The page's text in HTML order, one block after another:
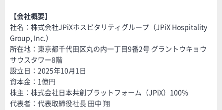
【会社概要】
社名：株式会社JPiXホスピタリティグループ（JPiX Hospitality
Group, Inc.）
所在地：東京都千代田区丸の内一丁目9番2号 グラントウキョウ
サウスタワー8階
設立日：2025年10月1日
資本金：1億円
株主：株式会社日本共創プラットフォーム（JPiX）100%
代表者：代表取締役社長 田中 翔